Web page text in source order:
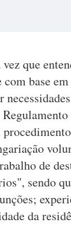
que
base
de
sendo
da